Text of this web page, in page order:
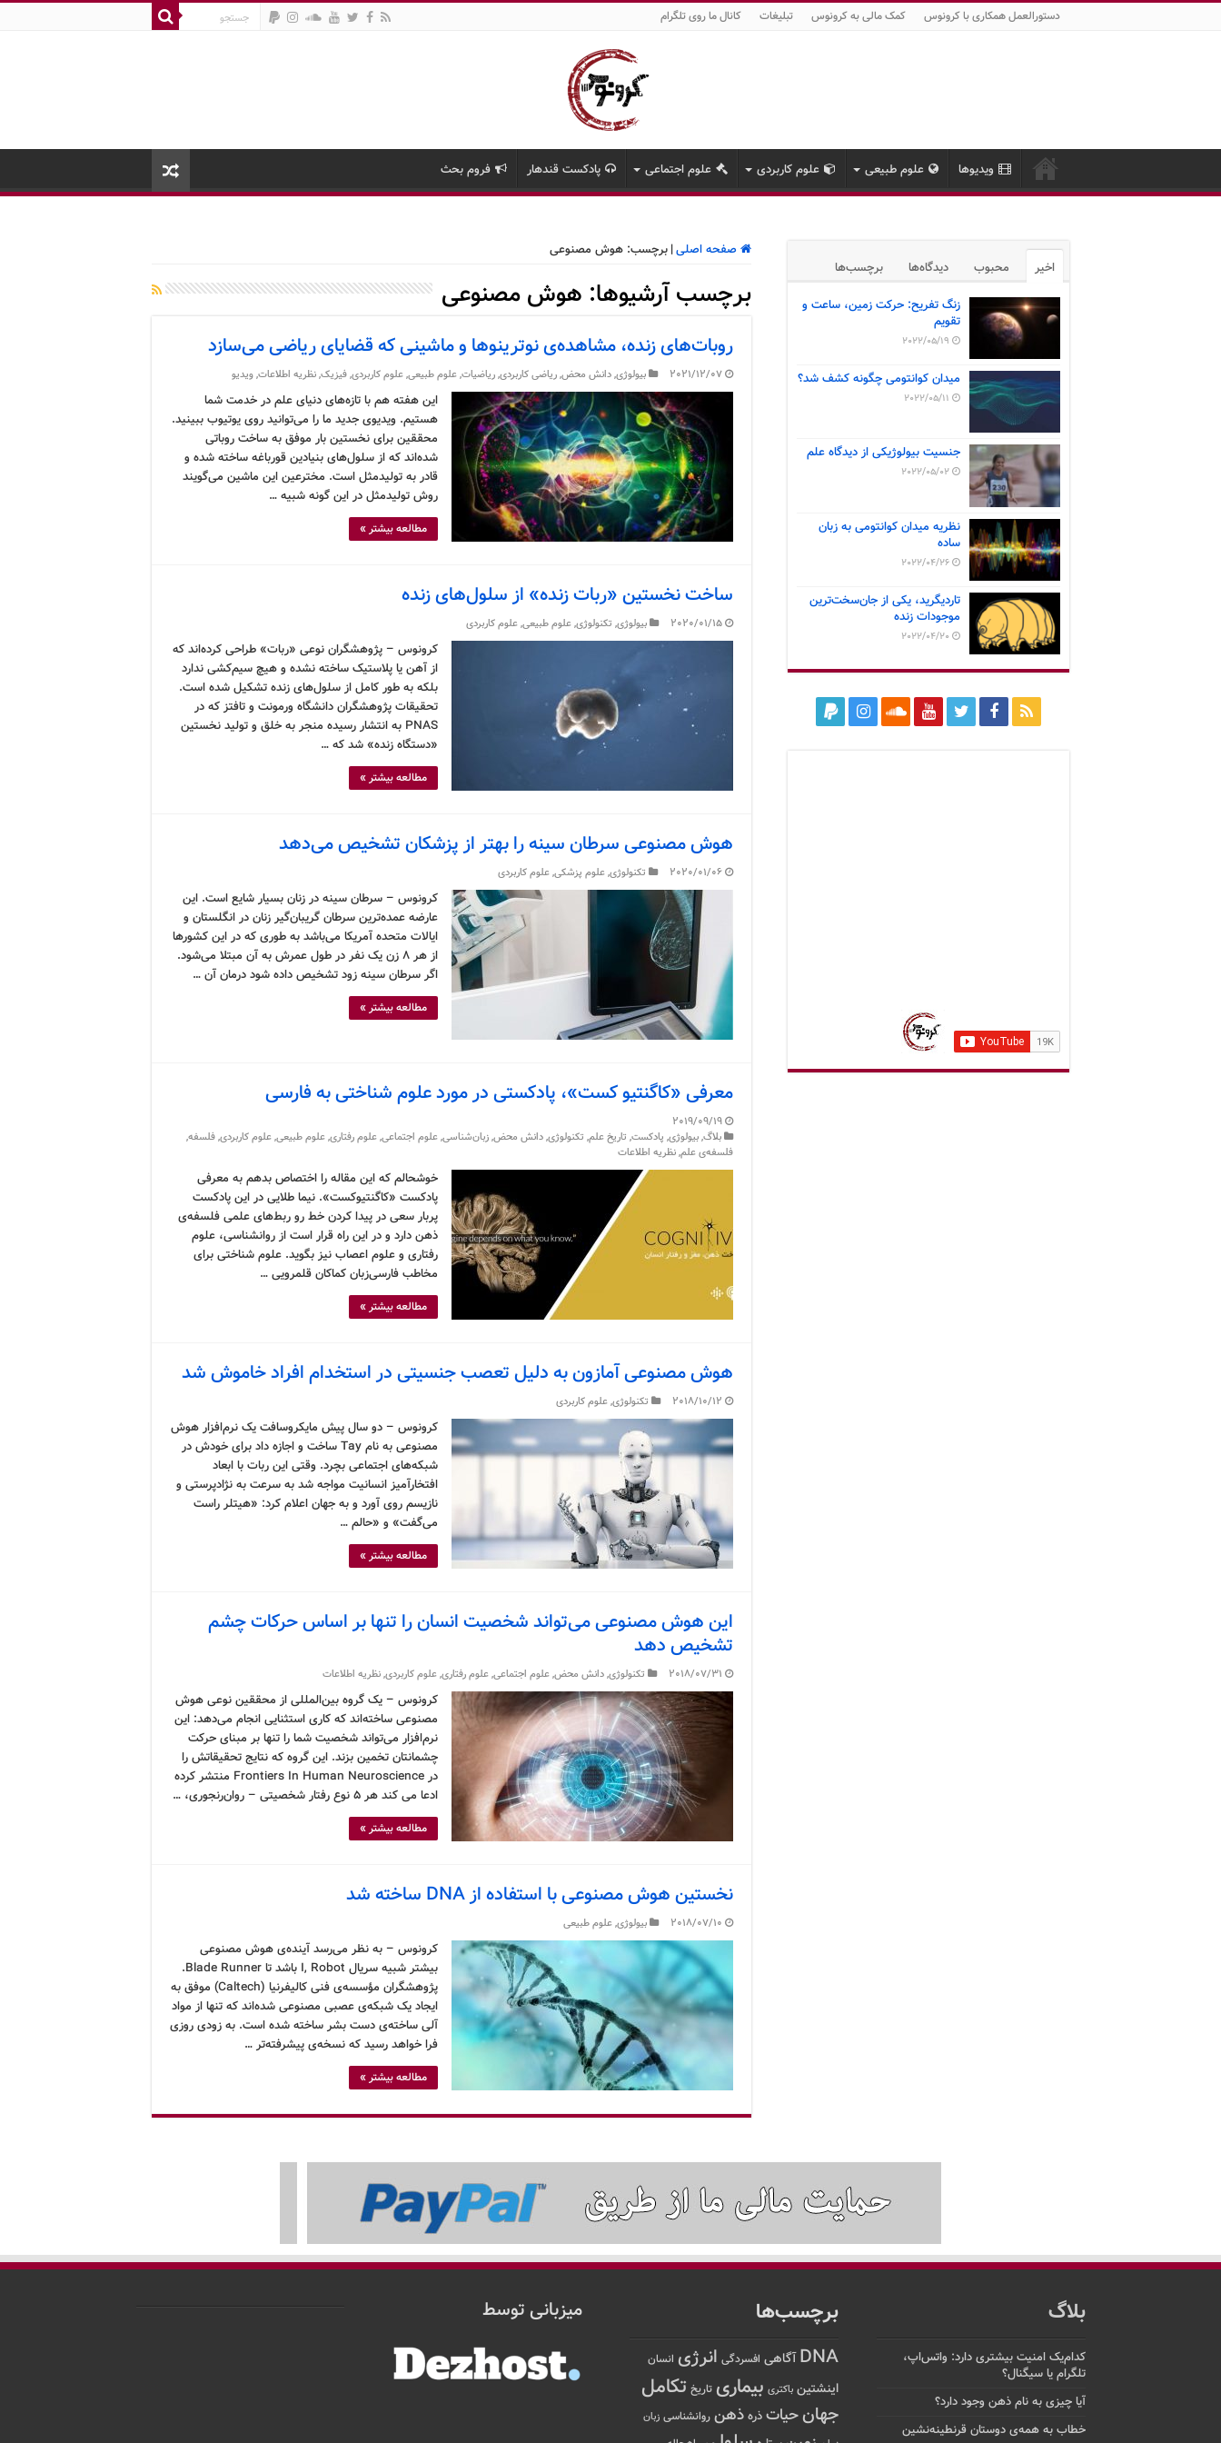
دستورالعمل همکاری با کرونوس کمک مالی به کرونوس تبلیغات کانال ما روی تلگرام
ویدیوها علوم طبیعی علوم کاربردی علوم اجتماعی پادکست قندهار فروم بحث
صفحه اصلی| برچسب: هوش مصنوعی
برچسب آرشیوها: هوش مصنوعی
روبات‌های زنده، مشاهده‌ی نوترینوها و ماشینی که قضایای ریاضی می‌سازد
2021/12/07 بیولوژی,دانش محض,ریاضی کاربردی,ریاضیات,علوم طبیعی,علوم کاربردی,فیزیک,نظریه اطلاعات,ویدیو
این هفته هم با تازه‌های دنیای علم در خدمت شما
هستیم. ویدیوی جدید ما را می‌توانید روی یوتیوب ببینید.
محققین برای نخستین بار موفق به ساخت روباتی
شده‌اند که از سلول‌های بنیادین قورباغه ساخته شده و
قادر به تولیدمثل است. مخترعین این ماشین می‌گویند
روش تولیدمثل در این گونه شبیه …
مطالعه بیشتر »
ساخت نخستین «ربات زنده» از سلول‌های زنده
2020/01/15 بیولوژی, تکنولوژی,علوم طبیعی,علوم کاربردی
کرونوس – پژوهشگران نوعی «ربات» طراحی کرده‌اند که
از آهن یا پلاستیک ساخته نشده و هیچ سیم‌کشی ندارد
بلکه به طور کامل از سلول‌های زنده تشکیل شده است.
تحقیقات پژوهشگران دانشگاه ورمونت و تافتز که در
PNAS به انتشار رسیده منجر به خلق و تولید نخستین
«دستگاه زنده» شد که …
مطالعه بیشتر »
هوش مصنوعی سرطان سینه را بهتر از پزشکان تشخیص می‌دهد
2020/01/06 تکنولوژی,علوم پزشکی,علوم کاربردی
کرونوس – سرطان سینه در زنان بسیار شایع است. این
عارضه عمده‌ترین سرطان گریبان‌گیر زنان در انگلستان و
ایالات متحده آمریکا می‌باشد به طوری که در این کشورها
از هر ۸ زن یک نفر در طول عمرش به آن مبتلا می‌شود.
اگر سرطان سینه زود تشخیص داده شود درمان آن …
مطالعه بیشتر »
معرفی «کاگنتیو کست»، پادکستی در مورد علوم شناختی به فارسی
2019/09/19
بلاگ,بیولوژی, پادکست, تاریخ علم, تکنولوژی,دانش محض,زبان‌شناسی,علوم اجتماعی,علوم رفتاری,علوم طبیعی,علوم کاربردی,فلسفه,
فلسفه‌ی علم,نظریه اطلاعات
خوشحالم که این مقاله را اختصاص بدهم به معرفی
پادکست «کاگنتیوکست». نیما طلایی در این پادکست
پربار سعی در پیدا کردن خط رو ربط‌های علمی فلسفه‌ی
ذهن دارد و در این راه قرار است از روانشناسی، علوم
رفتاری و علوم اعصاب نیز بگوید. علوم شناختی برای
مخاطب فارسی‌زبان کماکان قلمرویی …
مطالعه بیشتر »
هوش مصنوعی آمازون به دلیل تعصب جنسیتی در استخدام افراد خاموش شد
2018/10/12 تکنولوژی,علوم کاربردی
کرونوس – دو سال پیش مایکروسافت یک نرم‌افزار هوش
مصنوعی به نام Tay ساخت و اجازه داد برای خودش در
شبکه‌های اجتماعی بچرد. وقتی این ربات با ابعاد
افتخارآمیز انسانیت مواجه شد به سرعت به نژادپرستی و
نازیسم روی آورد و به جهان اعلام کرد: «هیتلر راست
می‌گفت» و «حالم …
مطالعه بیشتر »
این هوش مصنوعی می‌تواند شخصیت انسان را تنها بر اساس حرکات چشم
تشخیص دهد
2018/07/31 تکنولوژی,دانش محض,علوم اجتماعی,علوم رفتاری,علوم کاربردی,نظریه اطلاعات
کرونوس – یک گروه بین‌المللی از محققین نوعی هوش
مصنوعی ساخته‌اند که کاری استثنایی انجام می‌دهد: این
نرم‌افزار می‌تواند شخصیت شما را تنها بر مبنای حرکت
چشمانتان تخمین بزند. این گروه که نتایج تحقیقاتش را
در Frontiers In Human Neuroscience منتشر کرده
ادعا می کند هر ۵ نوع رفتار شخصیتی – روان‌رنجوری، …
مطالعه بیشتر »
نخستین هوش مصنوعی با استفاده از DNA ساخته شد
2018/07/10 بیولوژی,علوم طبیعی
کرونوس – به نظر می‌رسد آینده‌ی هوش مصنوعی
بیشتر شبیه سریال I, Robot باشد تا Blade Runner.
پژوهشگران مؤسسه‌ی فنی کالیفرنیا (Caltech) موفق به
ایجاد یک شبکه‌ی عصبی مصنوعی شده‌اند که تنها از مواد
آلی ساخته‌ی دست بشر ساخته شده است. به زودی روزی
فرا خواهد رسید که نسخه‌ی پیشرفته‌تر …
مطالعه بیشتر »
اخیر محبوب دیدگاه‌ها برچسب‌ها
زنگ تفریح: حرکت زمین، ساعت و
تقویم
2022/05/19
میدان کوانتومی چگونه کشف شد؟
2022/05/11
جنسیت بیولوژیکی از دیدگاه علم
2022/05/02
نظریه میدان کوانتومی به زبان
ساده
2022/04/26
تاردیگرید، یکی از جان‌سخت‌ترین
موجودات زنده
2022/04/20
بلاگ
کدام‌یک امنیت بیشتری دارد: واتس‌اپ،
تلگرام یا سیگنال؟
آیا چیزی به نام ذهن وجود دارد؟
خطاب به همه‌ی دوستان قرنطینه‌نشین
برچسب‌ها
DNA آگاهی افسردگی انرژی انسان
اینشتین باکتری بیماری تاریخ تکامل
جهانحیات ذره ذهن روانشناسی زبان
میزبانی توسط